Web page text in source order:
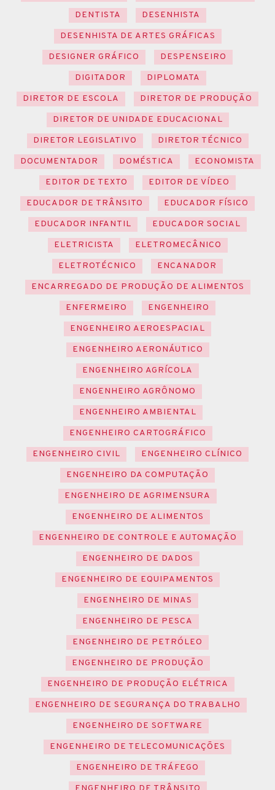
DENTISTA
DESENHISTA
DESENHISTA DE ARTES GRÁFICAS
DESIGNER GRÁFICO
DESPENSEIRO
DIGITADOR
DIPLOMATA
DIRETOR DE ESCOLA
DIRETOR DE PRODUÇÃO
DIRETOR DE UNIDADE EDUCACIONAL
DIRETOR LEGISLATIVO
DIRETOR TÉCNICO
DOCUMENTADOR
DOMÉSTICA
ECONOMISTA
EDITOR DE TEXTO
EDITOR DE VÍDEO
EDUCADOR DE TRÂNSITO
EDUCADOR FÍSICO
EDUCADOR INFANTIL
EDUCADOR SOCIAL
ELETRICISTA
ELETROMECÂNICO
ELETROTÉCNICO
ENCANADOR
ENCARREGADO DE PRODUÇÃO DE ALIMENTOS
ENFERMEIRO
ENGENHEIRO
ENGENHEIRO AEROESPACIAL
ENGENHEIRO AERONÁUTICO
ENGENHEIRO AGRÍCOLA
ENGENHEIRO AGRÔNOMO
ENGENHEIRO AMBIENTAL
ENGENHEIRO CARTOGRÁFICO
ENGENHEIRO CIVIL
ENGENHEIRO CLÍNICO
ENGENHEIRO DA COMPUTAÇÃO
ENGENHEIRO DE AGRIMENSURA
ENGENHEIRO DE ALIMENTOS
ENGENHEIRO DE CONTROLE E AUTOMAÇÃO
ENGENHEIRO DE DADOS
ENGENHEIRO DE EQUIPAMENTOS
ENGENHEIRO DE MINAS
ENGENHEIRO DE PESCA
ENGENHEIRO DE PETRÓLEO
ENGENHEIRO DE PRODUÇÃO
ENGENHEIRO DE PRODUÇÃO ELÉTRICA
ENGENHEIRO DE SEGURANÇA DO TRABALHO
ENGENHEIRO DE SOFTWARE
ENGENHEIRO DE TELECOMUNICAÇÕES
ENGENHEIRO DE TRÁFEGO